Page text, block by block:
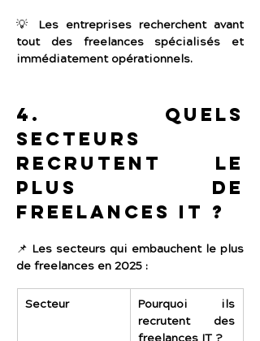
💡 Les entreprises recherchent avant
tout des freelances spécialisés et
immédiatement opérationnels.
4. Quels
secteurs
recrutent le
plus de
freelances IT ?
📌 Les secteurs qui embauchent le plus
de freelances en 2025 :
Secteur
Pourquoi ils
recrutent des